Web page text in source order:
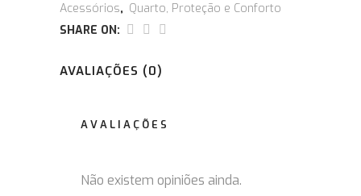
Acessórios, Quarto, Proteção e Conforto
SHARE ON:
AVALIAÇÕES (0)
AVALIAÇÕES
Não existem opiniões ainda.